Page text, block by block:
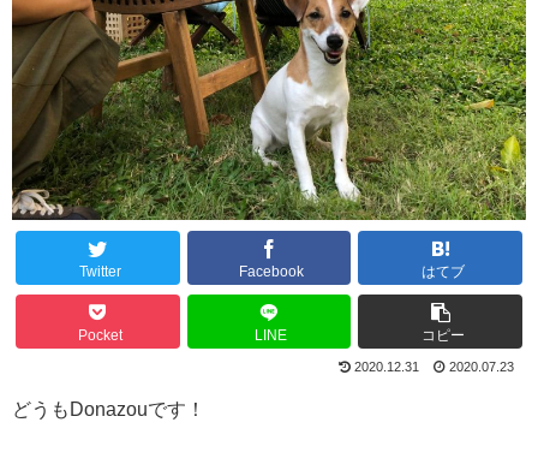
Twitter Facebook はてブ
Pocket LINE コピー
2020.12.31 2020.07.23
どうもDonazouです！